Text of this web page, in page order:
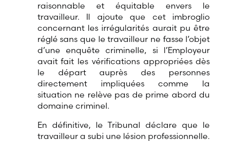
raisonnable et équitable envers le
travailleur. Il ajoute que cet imbroglio
concernant les irrégularités aurait pu être
réglé sans que le travailleur ne fasse l’objet
d’une enquête criminelle, si l’Employeur
avait fait les vérifications appropriées dès
le départ auprès des personnes
directement impliquées comme la
situation ne relève pas de prime abord du
domaine criminel.
En définitive, le Tribunal déclare que le
travailleur a subi une lésion professionnelle.